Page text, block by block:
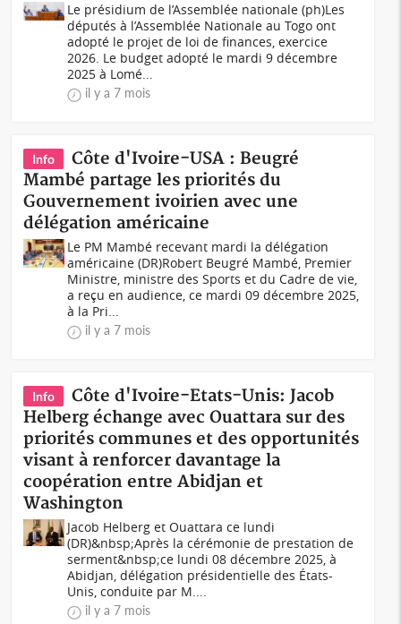
Le présidium de l’Assemblée nationale (ph)Les
députés à l’Assemblée Nationale au Togo ont
adopté le projet de loi de finances, exercice
2026. Le budget adopté le mardi 9 décembre
2025 à Lomé...
il y a 7 mois
Info
Côte d'Ivoire-USA : Beugré
Mambé partage les priorités du
Gouvernement ivoirien avec une
délégation américaine
Le PM Mambé recevant mardi la délégation
américaine (DR)Robert Beugré Mambé, Premier
Ministre, ministre des Sports et du Cadre de vie,
a reçu en audience, ce mardi 09 décembre 2025,
à la Pri...
il y a 7 mois
Info
Côte d'Ivoire-Etats-Unis: Jacob
Helberg échange avec Ouattara sur des
priorités communes et des opportunités
visant à renforcer davantage la
coopération entre Abidjan et
Washington
Jacob Helberg et Ouattara ce lundi
(DR)&nbsp;Après la cérémonie de prestation de
serment&nbsp;ce lundi 08 décembre 2025, à
Abidjan, délégation présidentielle des États-
Unis, conduite par M....
il y a 7 mois